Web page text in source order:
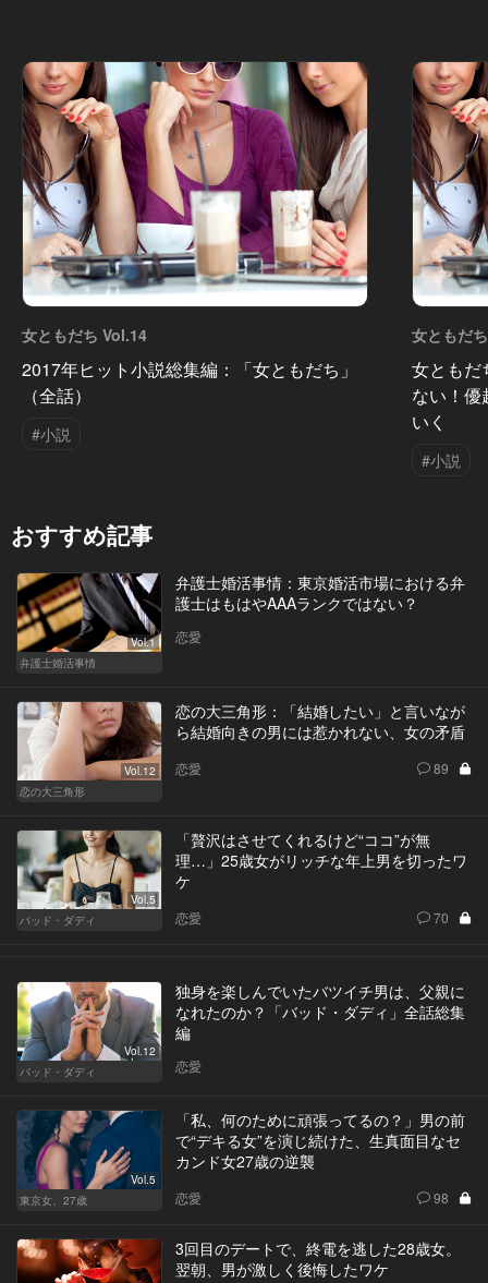
女ともだち Vol.14
2017年ヒット小説総集編：「女ともだち」
（全話）
#小説
女ともだ
女ともだ
ない！
いく
#小説
おすすめ記事
Vol.1
弁護士婚活事情
弁護士婚活事情：東京婚活市場における弁
護士はもはやAAAランクではない？
恋愛
Vol.12
恋の大三角形
恋の大三角形：「結婚したい」と言いなが
ら結婚向きの男には惹かれない、女の矛盾
恋愛 89
Vol.5
バッド・ダディ
「贅沢はさせてくれるけど“ココ”が無
理…」25歳女がリッチな年上男を切ったワ
ケ
恋愛 70
Vol.12
バッド・ダディ
独身を楽しんでいたバツイチ男は、父親に
なれたのか？「バッド・ダディ」全話総集
編
恋愛
Vol.5
東京女、27歳
「私、何のために頑張ってるの？」男の前
で“デキる女”を演じ続けた、生真面目なセ
カンド女27歳の逆襲
恋愛 98
3回目のデートで、終電を逃した28歳女。
翌朝、男が激しく後悔したワケ